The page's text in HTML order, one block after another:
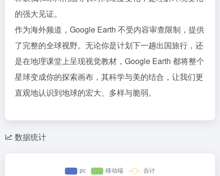
的强大见证。
作为海外频道，Google Earth 不受内容审查限制，提供
了完整的全球视野。无论你是计划下一趟出国旅行，还
是在地理课堂上呈现视觉教材，Google Earth 都将整个
星球变成你的探索画布，其科学与美的结合，让我们更
直观地认识到地球的宏大、多样与脆弱。
数据统计